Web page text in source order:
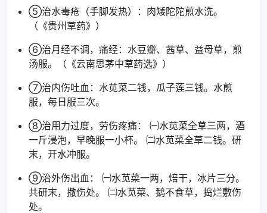
⑤治水毒疮（手脚发热）：肉矮陀陀煎水洗。
（《贵州草药》）
⑥治月经不调，痛经：水豆瓣、茜草、益母草，煎
汤服。（《云南思茅中草药选》）
⑦治内伤吐血：水苋菜二钱，瓜子莲三钱。水煎
服，每日服三次。
⑧治用力过度，劳伤疼痛： ㈠水苋菜全草三两，酒
一斤浸泡，早晚服一小杯。 ㈡水苋菜全草二钱。研
末，开水冲服。
⑨治外伤出血： ㈠水苋菜一两，焙干，冰片三分。
共研末，撒伤处。 ㈡水苋菜、鹅不食草，捣烂敷伤
处。